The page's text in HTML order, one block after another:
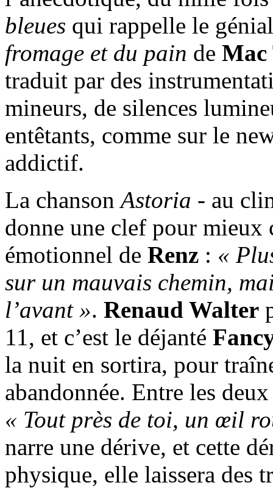
bleues qui rappelle le
fromage et du pain de Mac
traduit par des
mineurs, de silences
entêtants, comme sur le
addictif.
La chanson Astoria - au
donne une clef pour mieux
émotionnel de Renz : «
sur un mauvais chemin,
l’avant ». Renaud Walter
11, et c’est le déjanté
la nuit en sortira, pour
abandonnée. Entre les
« Tout près de toi, un œil
narre une dérive, et cette
physique, elle laissera des